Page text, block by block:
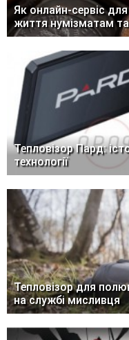
Як онлайн-сервіс
життя нумізматам
Тепловізор Пард:
технології
Тепловізор для
на службі мисливця